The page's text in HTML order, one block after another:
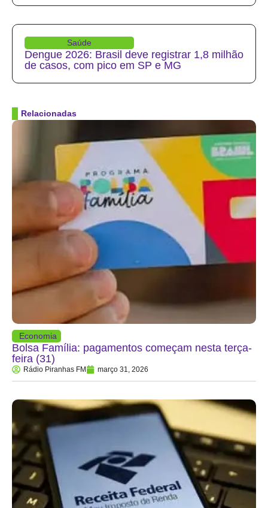
Saúde
Dengue 2026: Brasil deve registrar 1,8 milhão
de casos, com pico em SP e MG
Relacionadas
Economia
Bolsa Família: pagamentos começam nesta terça-
feira (31)
Rádio Piranhas FM março 31, 2026